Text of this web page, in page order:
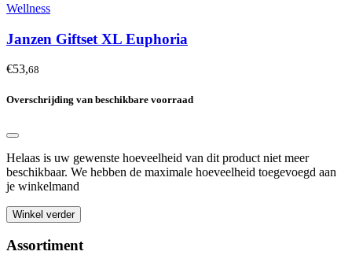
Wellness
Janzen Giftset XL Euphoria
€53,68
Overschrijding van beschikbare voorraad
Helaas is uw gewenste hoeveelheid van dit product niet meer
beschikbaar. We hebben de maximale hoeveelheid toegevoegd aan
je winkelmand
Winkel verder
Assortiment